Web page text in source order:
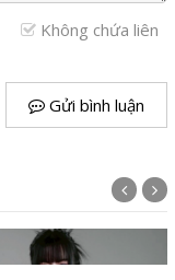
Không chứa liên
Gửi bình luận